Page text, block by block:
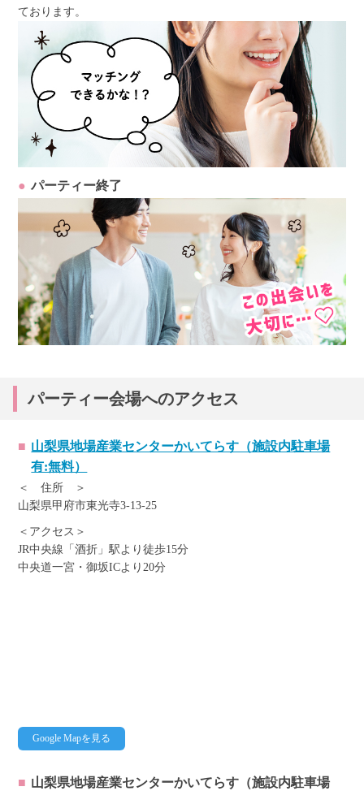
ております。
パーティー終了
パーティー会場へのアクセス
山梨県地場産業センターかいてらす（施設内駐車場
有:無料）
＜ 住所 ＞
山梨県甲府市東光寺3-13-25
＜アクセス＞
JR中央線「酒折」駅より徒歩15分
中央道一宮・御坂ICより20分
Google Mapを見る
山梨県地場産業センターかいてらす（施設内駐車場